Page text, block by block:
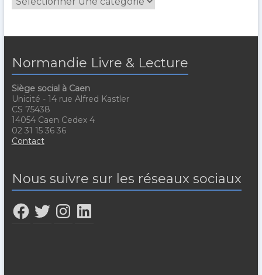
Normandie Livre & Lecture
Siège social à Caen
Unicité - 14 rue Alfred Kastler
CS 75438
14054 Caen Cedex 4
02 31 15 36 36
Contact
Nous suivre sur les réseaux sociaux